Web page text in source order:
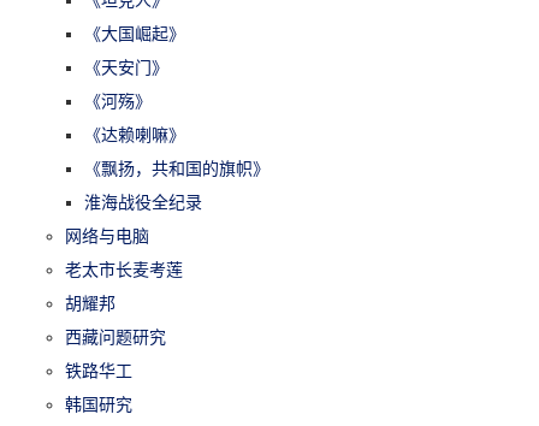
《大国崛起》
《天安门》
《河殇》
《达赖喇嘛》
《飘扬，共和国的旗帜》
淮海战役全纪录
网络与电脑
老太市长麦考莲
胡耀邦
西藏问题研究
铁路华工
韩国研究